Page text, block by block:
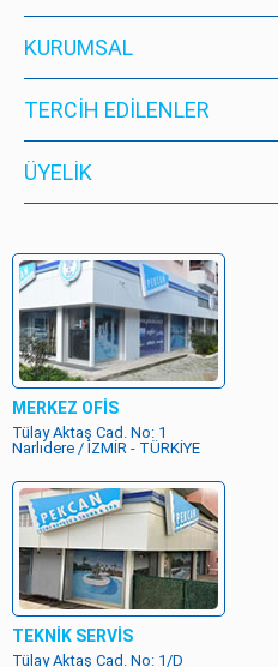
KURUMSAL
TERCİH EDİLENLER
ÜYELIK
MERKEZ OFİS
Tülay Aktaş Cad. No: 1
Narlıdere / İZMİR - TÜRKİYE
TEKNİK SERVİS
Tülay Aktaş Cad. No: 1/D